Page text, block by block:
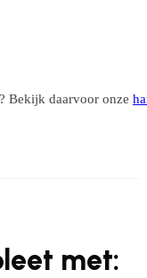
Bekijk daarvoor onze
met: